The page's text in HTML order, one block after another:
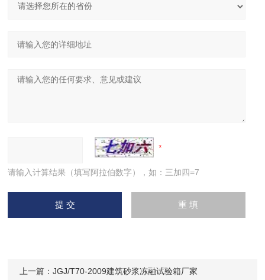
请输入计算结果（填写阿拉伯数字），如：三加四=7
上一篇：JGJ/T70-2009建筑砂浆冻融试验箱厂家